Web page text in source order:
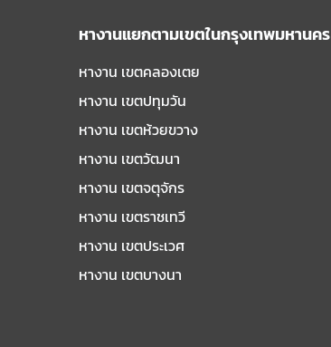
หางานแยกตามเขตในกรุงเทพมหานคร
หางาน เขตคลองเตย
หางาน เขตปทุมวัน
หางาน เขตห้วยขวาง
หางาน เขตวัฒนา
หางาน เขตจตุจักร
หางาน เขตราชเทวี
หางาน เขตประเวศ
หางาน เขตบางนา